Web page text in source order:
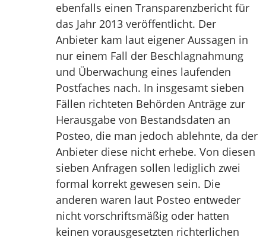
ebenfalls einen Transparenzbericht für
das Jahr 2013 veröffentlicht. Der
Anbieter kam laut eigener Aussagen in
nur einem Fall der Beschlagnahmung
und Überwachung eines laufenden
Postfaches nach. In insgesamt sieben
Fällen richteten Behörden Anträge zur
Herausgabe von Bestandsdaten an
Posteo, die man jedoch ablehnte, da der
Anbieter diese nicht erhebe. Von diesen
sieben Anfragen sollen lediglich zwei
formal korrekt gewesen sein. Die
anderen waren laut Posteo entweder
nicht vorschriftsmäßig oder hatten
keinen vorausgesetzten richterlichen